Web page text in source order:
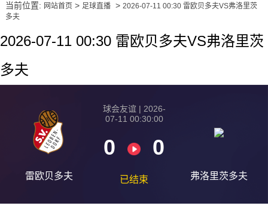
当前位置: 网站首页> 足球直播> 2026-07-11 00:30 雷欧贝多夫VS弗洛里茨
多夫
2026-07-11 00:30 雷欧贝多夫VS弗洛里茨
多夫
雷欧贝多夫
球会友谊 | 2026-
07-11 00:30:00
0 0
已结束 弗洛里茨多夫